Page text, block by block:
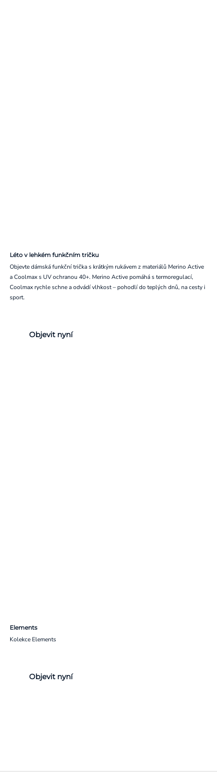
Léto v lehkém funkčním tričku
Objevte dámská funkční trička s krátkým rukávem z materiálů Merino Active
a Coolmax s UV ochranou 40+. Merino Active pomáhá s termoregulací,
Coolmax rychle schne a odvádí vlhkost – pohodlí do teplých dnů, na cesty i
sport.
Objevit nyní
Elements
Kolekce Elements
Objevit nyní